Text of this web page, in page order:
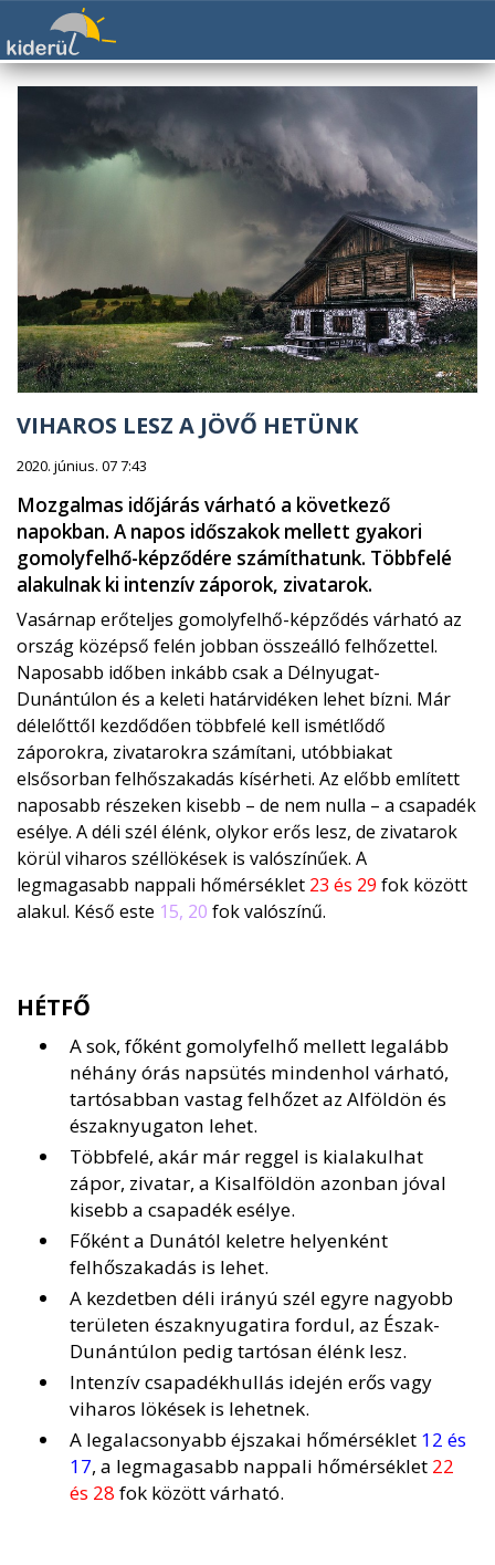
VIHAROS LESZ A JÖVŐ HETÜNK
2020. június. 07 7:43
Mozgalmas időjárás várható a következő
napokban. A napos időszakok mellett gyakori
gomolyfelhő-képződére számíthatunk. Többfelé
alakulnak ki intenzív záporok, zivatarok.
Vasárnap erőteljes gomolyfelhő-képződés várható az
ország középső felén jobban összeálló felhőzettel.
Naposabb időben inkább csak a Délnyugat-
Dunántúlon és a keleti határvidéken lehet bízni. Már
délelőttől kezdődően többfelé kell ismétlődő
záporokra, zivatarokra számítani, utóbbiakat
elsősorban felhőszakadás kísérheti. Az előbb említett
naposabb részeken kisebb – de nem nulla – a csapadék
esélye. A déli szél élénk, olykor erős lesz, de zivatarok
körül viharos széllökések is valószínűek. A
legmagasabb nappali hőmérséklet 23 és 29 fok között
alakul. Késő este 15, 20 fok valószínű.
HÉTFŐ
A sok, főként gomolyfelhő mellett legalább
néhány órás napsütés mindenhol várható,
tartósabban vastag felhőzet az Alföldön és
északnyugaton lehet.
Többfelé, akár már reggel is kialakulhat
zápor, zivatar, a Kisalföldön azonban jóval
kisebb a csapadék esélye.
Főként a Dunától keletre helyenként
felhőszakadás is lehet.
A kezdetben déli irányú szél egyre nagyobb
területen északnyugatira fordul, az Észak-
Dunántúlon pedig tartósan élénk lesz.
Intenzív csapadékhullás idején erős vagy
viharos lökések is lehetnek.
A legalacsonyabb éjszakai hőmérséklet 12 és
17, a legmagasabb nappali hőmérséklet 22
és 28 fok között várható.